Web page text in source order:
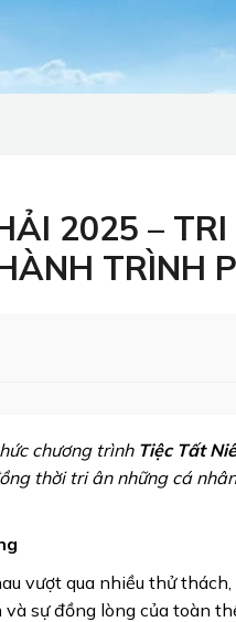
2025 –
TRÌNH
chương trình Tiệc Tất
thời tri ân những cá
vượt qua nhiều thử
sự đồng lòng của toàn